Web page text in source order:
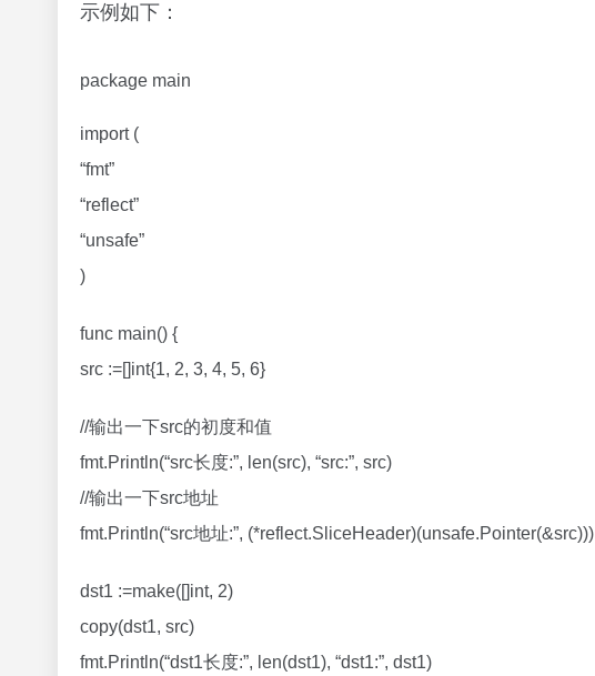
示例如下：
package main
import (
“fmt”
“reflect”
“unsafe”
)
func main() {
src :=[]int{1, 2, 3, 4, 5, 6}
//输出一下src的初度和值
fmt.Println(“src长度:”, len(src), “src:”, src)
//输出一下src地址
fmt.Println(“src地址:”, (*reflect.SliceHeader)(unsafe.Pointer(&src)))
dst1 :=make([]int, 2)
copy(dst1, src)
fmt.Println(“dst1长度:”, len(dst1), “dst1:”, dst1)